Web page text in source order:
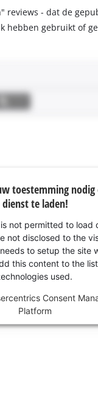
- dat de
hebben gebruikt of
toestemming nodig
dienst te laden!
not permitted to load
not disclosed to the
to setup the site
this content to the
used.
Consent
Platform